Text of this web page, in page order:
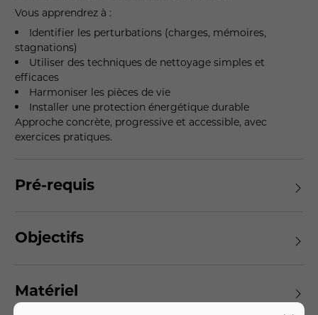
Vous apprendrez à :
Identifier les perturbations (charges, mémoires,
stagnations)
Utiliser des techniques de nettoyage simples et
efficaces
Harmoniser les pièces de vie
Installer une protection énergétique durable
Approche concrète, progressive et accessible, avec
exercices pratiques.
Pré-requis
Objectifs
Matériel